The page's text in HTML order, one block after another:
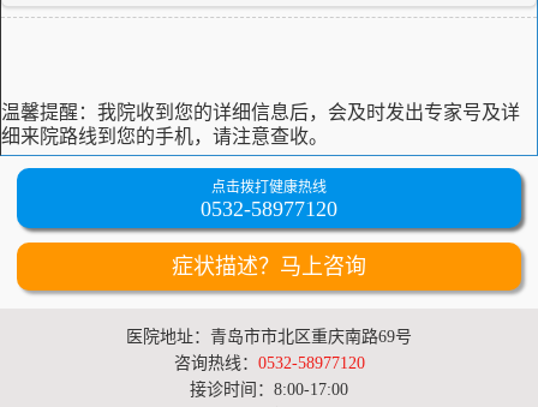
温馨提醒： 我院收到您的详细信息后，会及时发出专家号及详
细来院路线到您的手机，请注意查收。
点击拨打健康热线
0532-58977120
症状描述？马上咨询
医院地址：青岛市市北区重庆南路69号
咨询热线： 0532-58977120
接诊时间：8:00-17:00